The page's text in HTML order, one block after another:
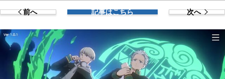
前へ 記事はこちら 次へ